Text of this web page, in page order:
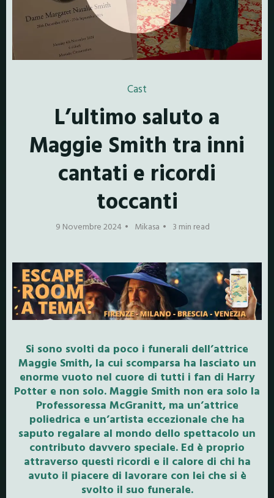
Cast
L’ultimo saluto a
Maggie Smith tra inni
cantati e ricordi
toccanti
9 Novembre 2024 Mikasa 3 min read
Si sono svolti da poco i funerali dell’attrice
Maggie Smith, la cui scomparsa ha lasciato un
enorme vuoto nel cuore di tutti i fan di Harry
Potter e non solo. Maggie Smith non era solo la
Professoressa McGranitt, ma un’attrice
poliedrica e un’artista eccezionale che ha
saputo regalare al mondo dello spettacolo un
contributo davvero speciale. Ed è proprio
attraverso questi ricordi e il calore di chi ha
avuto il piacere di lavorare con lei che si è
svolto il suo funerale.